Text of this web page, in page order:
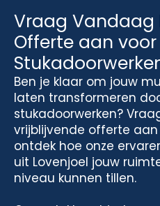
Vraag Vandaag
Offerte aan voor
Ben je klaar om jouw
laten transformeren
stukadoorwerken?
vrijblijvende offerte
ontdek hoe onze
uit Lovenjoel jouw
niveau kunnen tillen.